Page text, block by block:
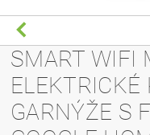
SMART WIFI
ELEKTRICKÉ
GARNÝŽE S